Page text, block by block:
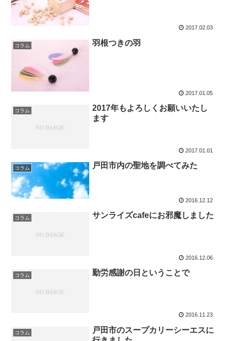
2017.02.03
コラム 羽根つきの羽
2017.01.05
コラム
2017年もよろしくお願いいたし
ます
2017.01.01
コラム 戸田市内の聖地を調べてみた
2016.12.12
コラム サンライズcafeにお邪魔しました
2016.12.06
コラム 勤労感謝の日ということで
2016.11.23
コラム
戸田市のスープカリーシーエスに